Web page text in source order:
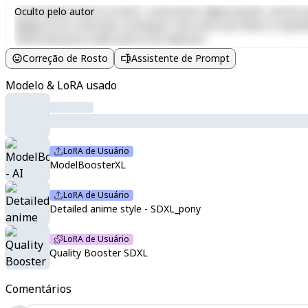
Comentários
Lorem ipsum dolor sit amet, consectetur adipiscing elit, sed do
Oculto pelo autor
Correção de Rosto Assistente de Prompt
Modelo & LoRA usado
LoRA de Usuário
ModelBoosterXL
LoRA de Usuário
Detailed anime style - SDXL_pony
LoRA de Usuário
Quality Booster SDXL